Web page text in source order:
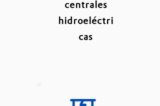
centrales
hidroeléctri
cas